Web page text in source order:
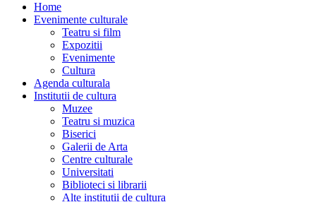
Home
Evenimente culturale
Teatru si film
Expozitii
Evenimente
Cultura
Agenda culturala
Institutii de cultura
Muzee
Teatru si muzica
Biserici
Galerii de Arta
Centre culturale
Universitati
Biblioteci si librarii
Alte institutii de cultura